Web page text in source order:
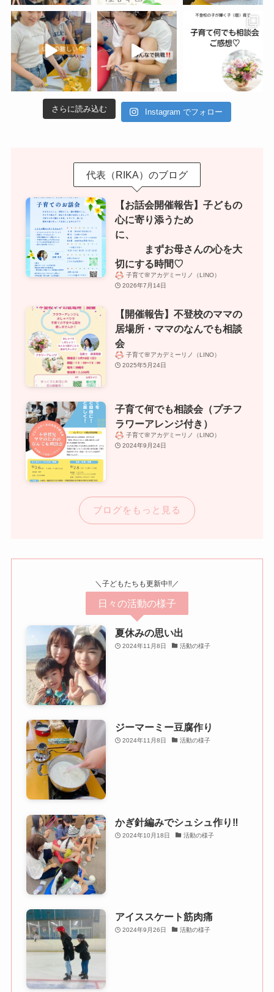
さらに読み込む Instagram でフォロー
代表（RIKA）のブログ
【お話会開催報告】子どもの
心に寄り添うため
に、
まずお母さんの心を大
切にする時間♡
子育て🌸アカデミーリノ（LINO）
2026年7月14日
【開催報告】不登校のママの
居場所・ママのなんでも相談
会
子育て🌸アカデミーリノ（LINO）
2025年5月24日
子育て何でも相談会（プチフ
ラワーアレンジ付き）
子育て🌸アカデミーリノ（LINO）
2024年9月24日
ブログをもっと見る
＼子どもたちも更新中!!／
日々の活動の様子
夏休みの思い出
2024年11月8日 活動の様子
ジーマーミー豆腐作り
2024年11月8日 活動の様子
かぎ針編みでシュシュ作り‼
2024年10月18日 活動の様子
アイススケート筋肉痛
2024年9月26日 活動の様子